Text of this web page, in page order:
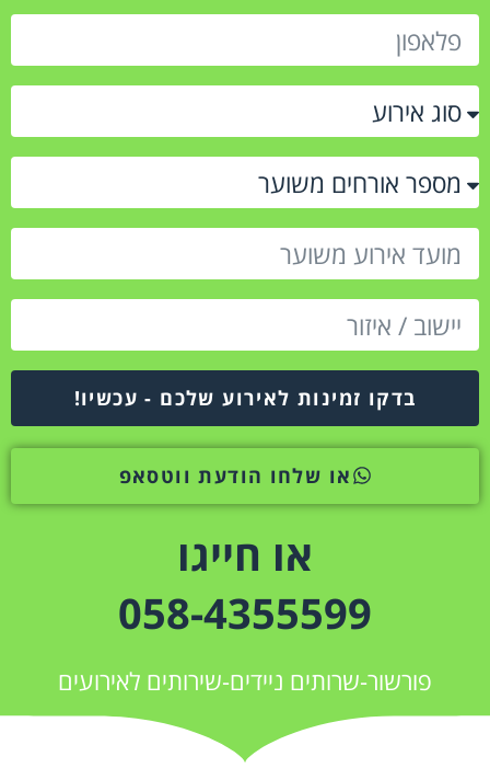
בדקו זמינות לאירוע שלכם - עכשיו!
או שלחו הודעת ווטסאפ
או חייגו
058-4355599
פורשור-שרותים ניידים-שירותים לאירועים